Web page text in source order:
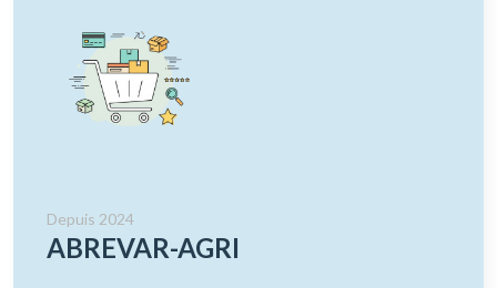
Depuis 2024
ABREVAR-AGRI